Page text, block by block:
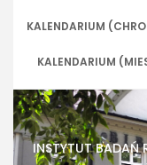
KALENDARIUM
KALENDARIUM
INSTYTUT BADAŃ